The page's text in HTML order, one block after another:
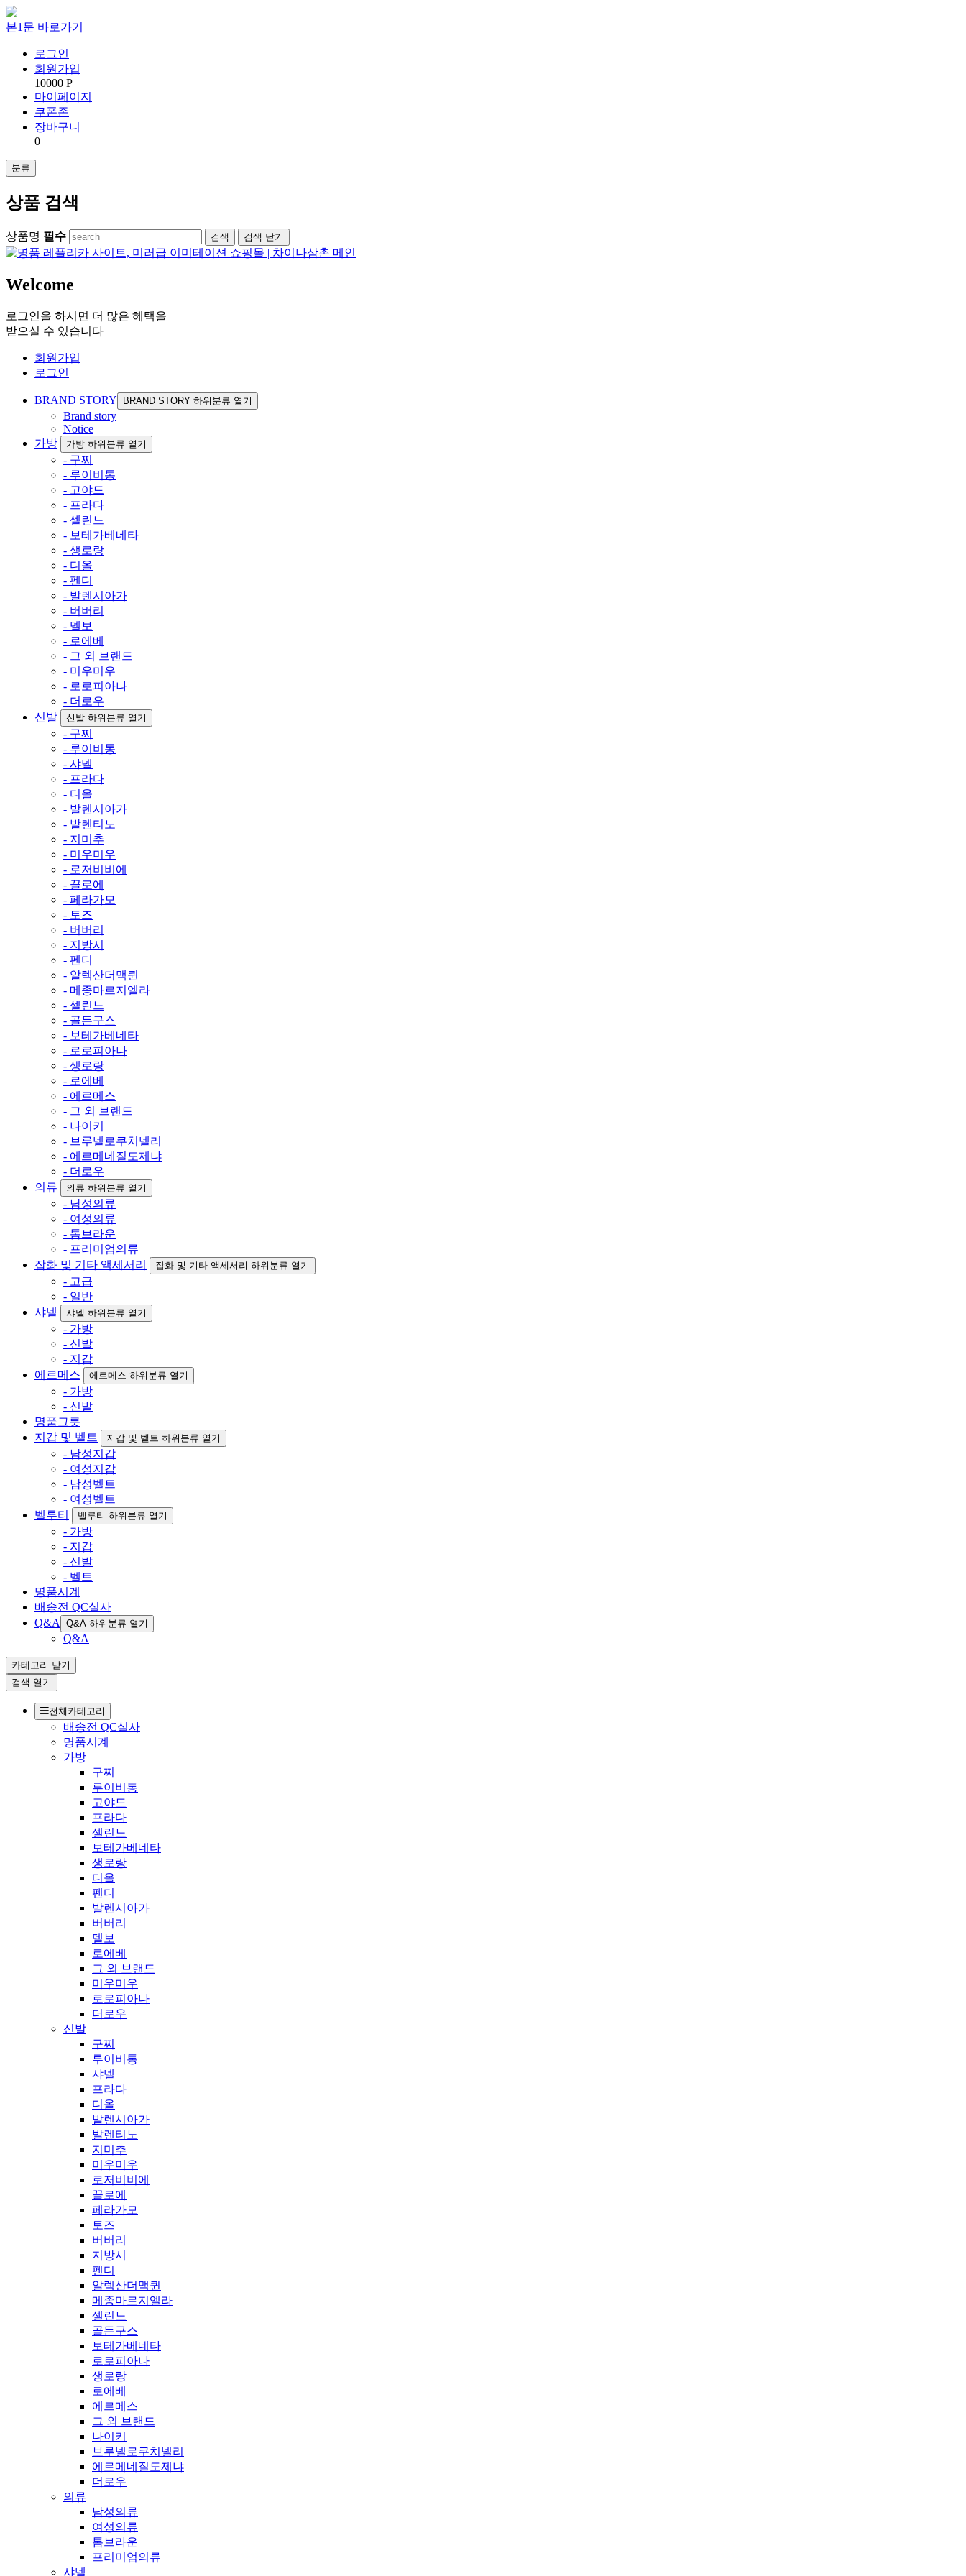
본1문 바로가기
로그인
회원가입
10000 P
마이페이지
쿠폰존
장바구니
0
분류
상품 검색
상품명 필수 검색 닫기
Welcome
로그인을 하시면 더 많은 혜택을
받으실 수 있습니다
회원가입
로그인
BRAND STORY BRAND STORY 하위분류 열기
Brand story
Notice
가방
가방 하위분류 열기
- 구찌
- 루이비통
- 고야드
- 프라다
- 셀린느
- 보테가베네타
- 생로랑
- 디올
- 펜디
- 발렌시아가
- 버버리
- 델보
- 로에베
- 그 외 브랜드
- 미우미우
- 로로피아나
- 더로우
신발
신발 하위분류 열기
- 구찌
- 루이비통
- 샤넬
- 프라다
- 디올
- 발렌시아가
- 발렌티노
- 지미추
- 미우미우
- 로저비비에
- 끌로에
- 페라가모
- 토즈
- 버버리
- 지방시
- 펜디
- 알렉산더맥퀸
- 메종마르지엘라
- 셀린느
- 골든구스
- 보테가베네타
- 로로피아나
- 생로랑
- 로에베
- 에르메스
- 그 외 브랜드
- 나이키
- 브루넬로쿠치넬리
- 에르메네질도제냐
- 더로우
의류
의류 하위분류 열기
- 남성의류
- 여성의류
- 톰브라운
- 프리미엄의류
잡화 및 기타 액세서리
잡화 및 기타 액세서리 하위분류 열기
- 고급
- 일반
샤넬
샤넬 하위분류 열기
- 가방
- 신발
- 지갑
에르메스
에르메스 하위분류 열기
- 가방
- 신발
명품그릇
지갑 및 벨트
지갑 및 벨트 하위분류 열기
- 남성지갑
- 여성지갑
- 남성벨트
- 여성벨트
벨루티
벨루티 하위분류 열기
- 가방
- 지갑
- 신발
- 벨트
명품시계
배송전 QC실사
Q&A
Q&A 하위분류 열기
Q&A
카테고리 닫기
검색 열기
전체카테고리
배송전 QC실사
명품시계
가방
구찌
루이비통
고야드
프라다
셀린느
보테가베네타
생로랑
디올
펜디
발렌시아가
버버리
델보
로에베
그 외 브랜드
미우미우
로로피아나
더로우
신발
구찌
루이비통
샤넬
프라다
디올
발렌시아가
발렌티노
지미추
미우미우
로저비비에
끌로에
페라가모
토즈
버버리
지방시
펜디
알렉산더맥퀸
메종마르지엘라
셀린느
골든구스
보테가베네타
로로피아나
생로랑
로에베
에르메스
그 외 브랜드
나이키
브루넬로쿠치넬리
에르메네질도제냐
더로우
의류
남성의류
여성의류
톰브라운
프리미엄의류
샤넬